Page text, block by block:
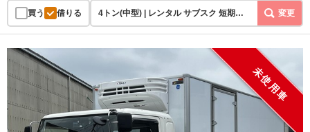
買う 借りる 4トン(中型) | レンタル サブスク 短期リース 変更
未使用車